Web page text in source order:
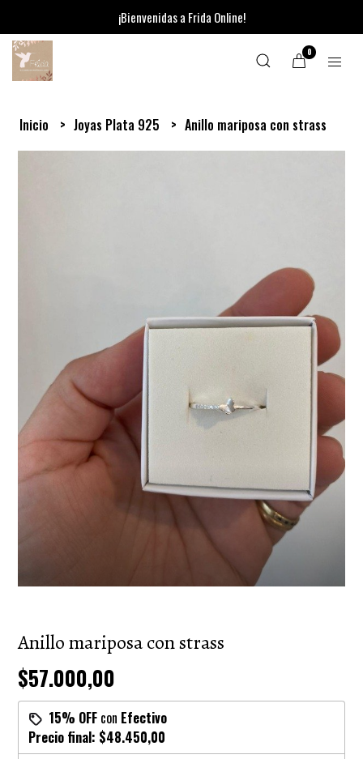
¡Bienvenidas a Frida Online!
0
Inicio Joyas Plata 925 Anillo mariposa con strass
Anillo mariposa con strass
$57.000,00
15% OFF con Efectivo
Precio final: $48.450,00